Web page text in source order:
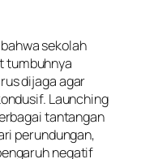
sekolah
tumbuhnya
dijaga agar
Launching
tantangan
perundungan,
negatif